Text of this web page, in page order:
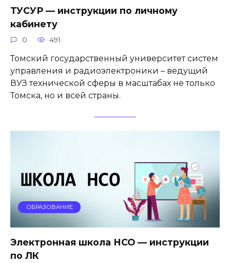
ТУСУР — инструкции по личному
кабинету
0 491
Томский государственный университет систем
управления и радиоэлектроники – ведущий
ВУЗ технической сферы в масштабах не только
Томска, но и всей страны.
ОБРАЗОВАНИЕ
Электронная школа НСО — инструкции
по ЛК